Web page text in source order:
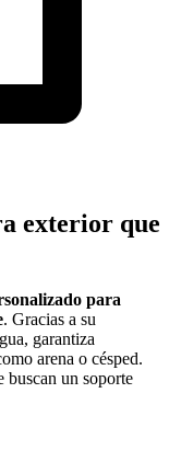
exterior que
para
. Gracias a su
garantiza
arena o césped.
buscan un soporte